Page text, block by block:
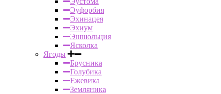
Эуфорбия
Эхинацея
Эхиум
Эшшольция
Ясколка
Ягоды
Брусника
Голубика
Ежевика
Земляника